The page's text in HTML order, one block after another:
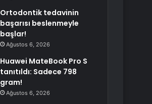
Ortodontik tedavinin
başarısı beslenmeyle
başlar!
Ağustos 6, 2026
Huawei MateBook Pro S
tanıtıldı: Sadece 798
gram!
Ağustos 6, 2026